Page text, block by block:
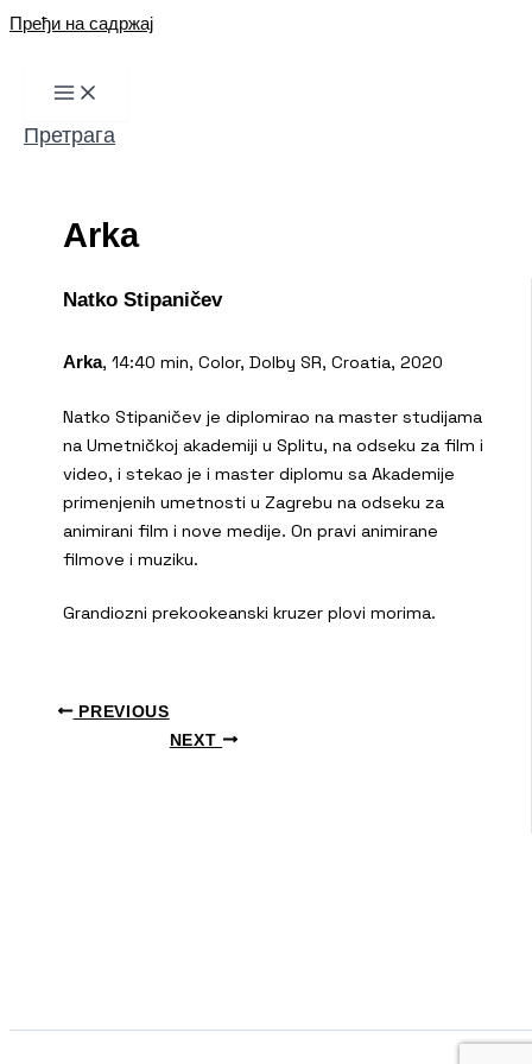
Пређи на садржај
Претрага
Arka
Natko Stipaničev
Arka, 14:40 min, Color, Dolby SR, Croatia, 2020
Natko Stipaničev je diplomirao na master studijama
na Umetničkoj akademiji u Splitu, na odseku za film i
video, i stekao je i master diplomu sa Akademije
primenjenih umetnosti u Zagrebu na odseku za
animirani film i nove medije. On pravi animirane
filmove i muziku.
Grandiozni prekookeanski kruzer plovi morima.
PREVIOUS
NEXT